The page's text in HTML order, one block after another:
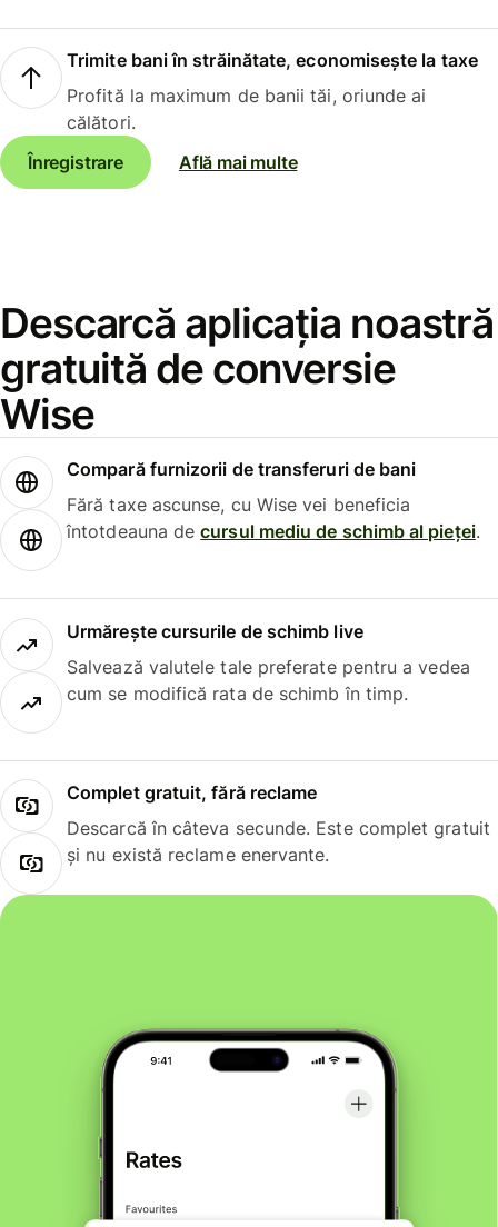
Trimite bani în străinătate, economisește la taxe
Profită la maximum de banii tăi, oriunde ai
călători.
Înregistrare
Află mai multe
Descarcă aplicația noastră
gratuită de conversie
Wise
Compară furnizorii de transferuri de bani
Fără taxe ascunse, cu Wise vei beneficia
întotdeauna decursul mediu de schimb al pieței.
Urmărește cursurile de schimb live
Salvează valutele tale preferate pentru a vedea
cum se modifică rata de schimb în timp.
Complet gratuit, fără reclame
Descarcă în câteva secunde. Este complet gratuit
și nu există reclame enervante.